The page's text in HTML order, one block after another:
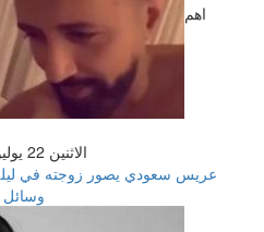
اهم
الاثنين 22 يوليو 2024 01:56 صباحاً
عريس سعودي يصور زوجته في ليلة
وسائل